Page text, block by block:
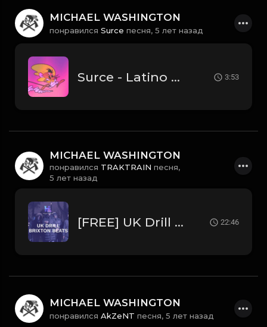
MICHAEL WASHINGTON
понравился Surce песня, 5 лет назад
Surce - Latino Gang 3:53
MICHAEL WASHINGTON
понравился TRAKTRAIN песня,
5 лет назад
[FREE] UK Drill Brixton Beats 💂👑 | TRAKTRAIN Pulse 22:46
MICHAEL WASHINGTON
понравился AkZeNT песня, 5 лет назад